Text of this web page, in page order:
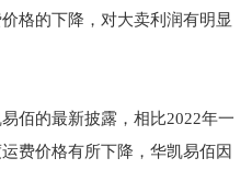
格的下降，对大卖利润有明显
佰的最新披露，相比2022年一
费价格有所下降，华凯易佰因